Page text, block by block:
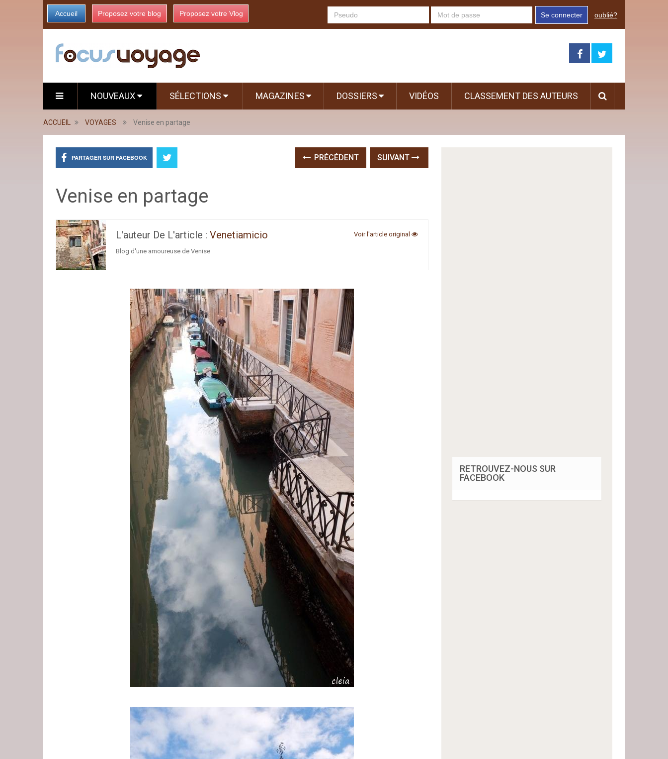
Accueil Proposez votre blog Proposez votre Vlog Se connecter oublié?
NOUVEAUX SÉLECTIONS MAGAZINES DOSSIERS VIDÉOS CLASSEMENT DES AUTEURS
ACCUEIL VOYAGES Venise en partage
PARTAGER SUR FACEBOOK PRÉCÉDENT SUIVANT
Venise en partage
L'auteur De L'article : Venetiamicio Voir l'article original
Blog d'une amoureuse de Venise
RETROUVEZ-NOUS SUR
FACEBOOK